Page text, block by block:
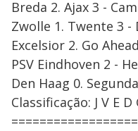
Breda 2. Ajax 3 -
Zwolle 1. Twente 3
Excelsior 2. Go
PSV Eindhoven 2 -
Den Haag 0.
Classificação: J V E D